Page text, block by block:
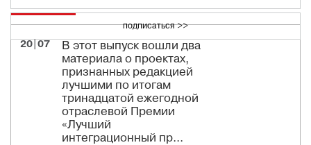
подписаться >>
20|07
В этот выпуск вошли два
материала о проектах,
признанных редакцией
лучшими по итогам
тринадцатой ежегодной
отраслевой Премии
«Лучший
интеграционный пр...